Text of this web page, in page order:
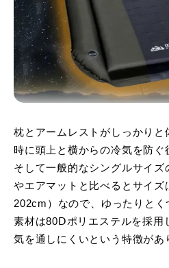
枕とアームレストがしっかりと
時に頭上と横からの冷気を防ぐ
そして一般的なシングルサイズ
やエアマットと比べるとサイ
202cm）なので、ゆったりとく
素材は80Ⅾポリエステルを採用
気を通しにくいという特徴があ